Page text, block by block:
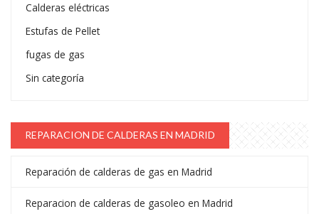
Calderas eléctricas
Estufas de Pellet
fugas de gas
Sin categoría
REPARACION DE CALDERAS EN MADRID
Reparación de calderas de gas en Madrid
Reparacion de calderas de gasoleo en Madrid